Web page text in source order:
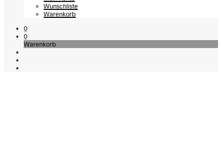
Wunschliste
Warenkorb
0
0
Warenkorb